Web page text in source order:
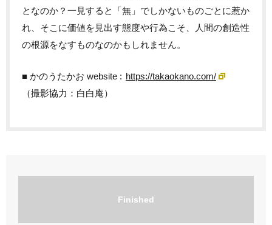
となのか？一見すると「無」でしかないものごとに惹か
れ、そこに価値を見出す態度や行為こそ、人間の創造性
の根源をなすものなのかもしれません。
■ かのうたかお website : https://takaokano.com/
（撮影協力：白白庵）
Finished